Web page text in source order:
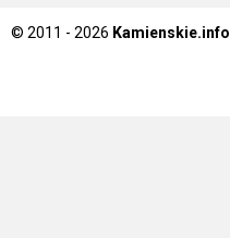
© 2011 - 2026 Kamienskie.info